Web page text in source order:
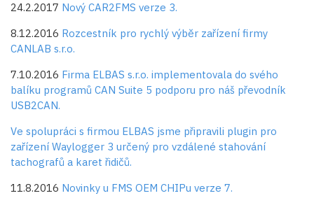
24.2.2017 Nový CAR2FMS verze 3.
8.12.2016 Rozcestník pro rychlý výběr zařízení firmy
CANLAB s.r.o.
7.10.2016 Firma ELBAS s.r.o. implementovala do svého
balíku programů CAN Suite 5 podporu pro náš převodník
USB2CAN.
Ve spolupráci s firmou ELBAS jsme připravili plugin pro
zařízení Waylogger 3 určený pro vzdálené stahování
tachografů a karet řidičů.
11.8.2016 Novinky u FMS OEM CHIPu verze 7.